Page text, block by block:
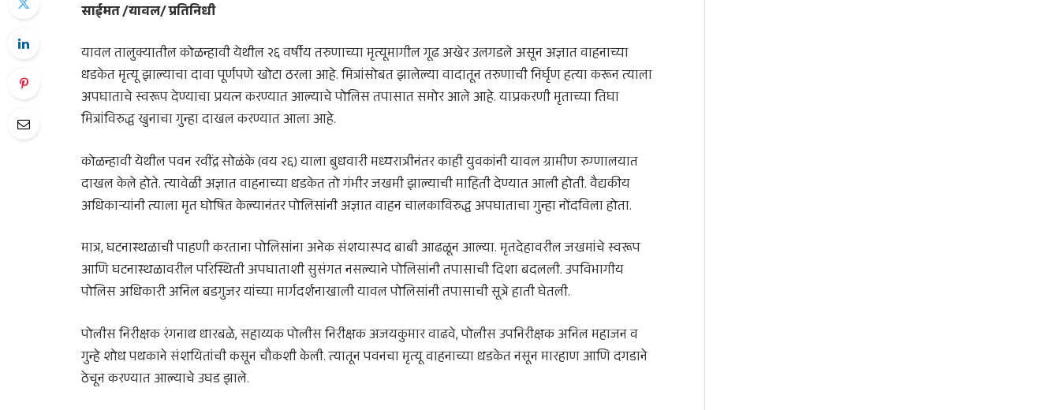
साईमत /यावल/ प्रतिनिधी
यावल तालुक्यातील कोळन्हावी येथील २६ वर्षीय तरुणाच्या मृत्यूमागील गूढ अखेर उलगडले असून अज्ञात वाहनाच्या
धडकेत मृत्यू झाल्याचा दावा पूर्णपणे खोटा ठरला आहे. मित्रांसोबत झालेल्या वादातून तरुणाची निर्घृण हत्या करून त्याला
अपघाताचे स्वरूप देण्याचा प्रयत्न करण्यात आल्याचे पोलिस तपासात समोर आले आहे. याप्रकरणी मृताच्या तिघा
मित्रांविरुद्ध खुनाचा गुन्हा दाखल करण्यात आला आहे.
कोळन्हावी येथील पवन रवींद्र सोळंके (वय २६) याला बुधवारी मध्यरात्रीनंतर काही युवकांनी यावल ग्रामीण रुग्णालयात
दाखल केले होते. त्यावेळी अज्ञात वाहनाच्या धडकेत तो गंभीर जखमी झाल्याची माहिती देण्यात आली होती. वैद्यकीय
अधिकाऱ्यांनी त्याला मृत घोषित केल्यानंतर पोलिसांनी अज्ञात वाहन चालकाविरुद्ध अपघाताचा गुन्हा नोंदविला होता.
मात्र, घटनास्थळाची पाहणी करताना पोलिसांना अनेक संशयास्पद बाबी आढळून आल्या. मृतदेहावरील जखमांचे स्वरूप
आणि घटनास्थळावरील परिस्थिती अपघाताशी सुसंगत नसल्याने पोलिसांनी तपासाची दिशा बदलली. उपविभागीय
पोलिस अधिकारी अनिल बडगुजर यांच्या मार्गदर्शनाखाली यावल पोलिसांनी तपासाची सूत्रे हाती घेतली.
पोलीस निरीक्षक रंगनाथ धारबळे, सहाय्यक पोलीस निरीक्षक अजयकुमार वाढवे, पोलीस उपनिरीक्षक अनिल महाजन व
गुन्हे शोध पथकाने संशयितांची कसून चौकशी केली. त्यातून पवनचा मृत्यू वाहनाच्या धडकेत नसून मारहाण आणि दगडाने
ठेचून करण्यात आल्याचे उघड झाले.